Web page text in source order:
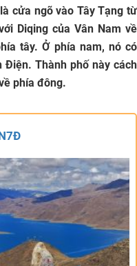
cửa ngõ vào Tây Tạng từ
Diqing của Vân Nam về
tây. Ở phía nam, nó có
Thành phố này cách
phía đông.